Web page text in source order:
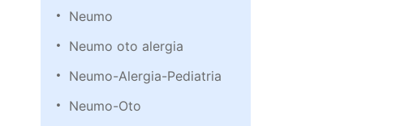
Neumo
Neumo oto alergia
Neumo-Alergia-Pediatria
Neumo-Oto